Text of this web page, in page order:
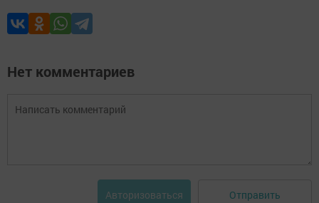
Нет комментариев
Авторизоваться Отправить